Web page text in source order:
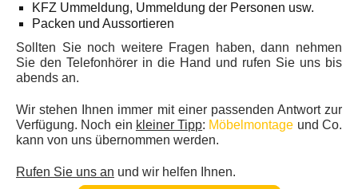
KFZ Ummeldung, Ummeldung der Personen usw.
Packen und Aussortieren
Sollten Sie noch weitere Fragen haben, dann nehmen
Sie den Telefonhörer in die Hand und rufen Sie uns bis
abends an.
Wir stehen Ihnen immer mit einer passenden Antwort zur
Verfügung. Noch ein kleiner Tipp: Möbelmontage und Co.
kann von uns übernommen werden.
Rufen Sie uns an und wir helfen Ihnen.